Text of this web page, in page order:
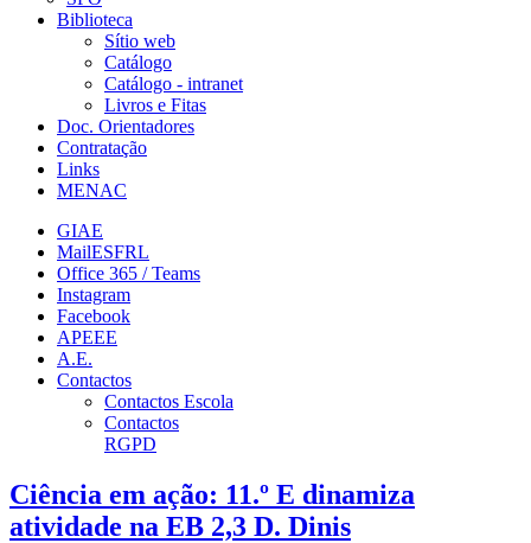
Biblioteca
Sítio web
Catálogo
Catálogo - intranet
Livros e Fitas
Doc. Orientadores
Contratação
Links
MENAC
GIAE
MailESFRL
Office 365 / Teams
Instagram
Facebook
APEEE
A.E.
Contactos
Contactos Escola
Contactos
RGPD
Ciência em ação: 11.º E dinamiza
atividade na EB 2,3 D. Dinis